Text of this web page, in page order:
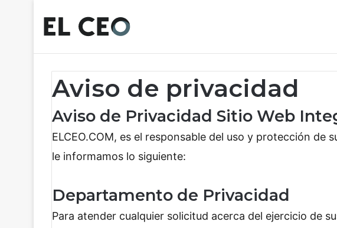
Aviso de privacidad
Aviso de Privacidad Sitio Web
ELCEO.COM, es el responsable del uso y protección de
le informamos lo siguiente:
Departamento de Privacidad
Para atender cualquier solicitud acerca del ejercicio de